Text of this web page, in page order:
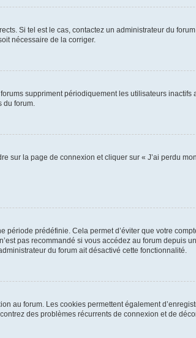
Si tel est le cas, contactez un administrateur du
nécessaire de la corriger.
suppriment périodiquement les utilisateurs inactifs
forum.
sur la page de connexion et cliquer sur « J’ai perdu
prédéfinie. Cela permet d’éviter que votre
pas recommandé si vous accédez au forum depuis
du forum ait désactivé cette fonctionnalité.
au forum. Les cookies permettent également
des problèmes récurrents de connexion et de